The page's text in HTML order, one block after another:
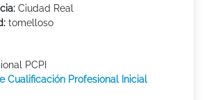
Ciudad Real
tomelloso
PCPI
Cualificación Profesional Inicial